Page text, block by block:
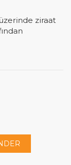
ziraat